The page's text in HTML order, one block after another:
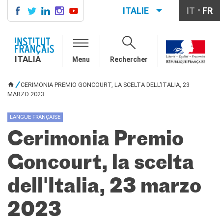
COURS DE FRANÇAIS
LE MONDE SCOLAIRE
Formation professionnelle
SPECTACLE VIVANT ET
ARTS VISUELS
La festa della musica
ITALIE IT FR
ITALIA Menu Rechercher
VOUS ÊTES ICI
CERIMONIA PREMIO GONCOURT, LA SCELTA DELL'ITALIA, 23
MARZO 2023
LANGUE FRANÇAISE
Cerimonia Premio
Goncourt, la scelta
dell'Italia, 23 marzo
2023